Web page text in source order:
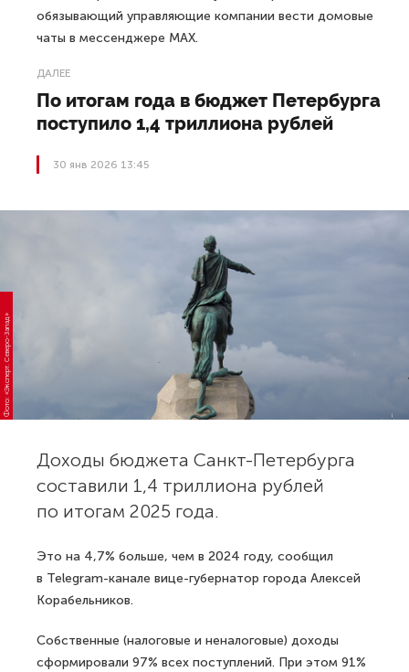
обязывающий управляющие компании вести домовые
чаты в мессенджере MAX.
ДАЛЕЕ
По итогам года в бюджет Петербурга
поступило 1,4 триллиона рублей
30 янв 2026 13:45
Фото: «Эксперт. Северо-Запад»
Доходы бюджета Санкт-Петербурга
составили 1,4 триллиона рублей
по итогам 2025 года.
Это на 4,7% больше, чем в 2024 году, сообщил
в Telegram-канале вице-губернатор города Алексей
Корабельников.
Собственные (налоговые и неналоговые) доходы
сформировали 97% всех поступлений. При этом 91%